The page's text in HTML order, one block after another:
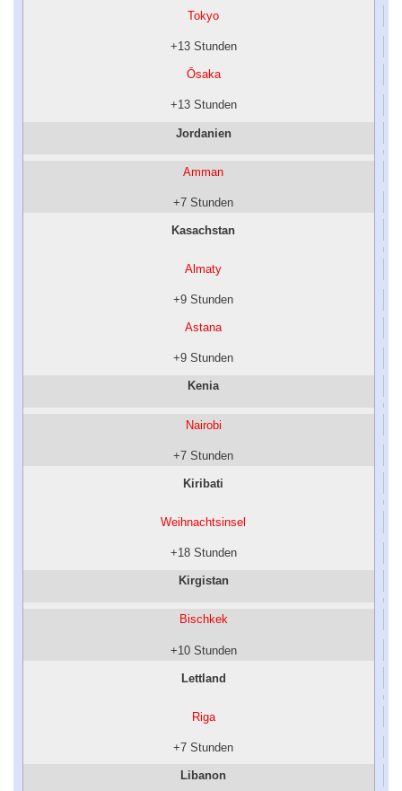
Tokyo
+13 Stunden
Ōsaka
+13 Stunden
Jordanien
Amman
+7 Stunden
Kasachstan
Almaty
+9 Stunden
Astana
+9 Stunden
Kenia
Nairobi
+7 Stunden
Kiribati
Weihnachtsinsel
+18 Stunden
Kirgistan
Bischkek
+10 Stunden
Lettland
Riga
+7 Stunden
Libanon